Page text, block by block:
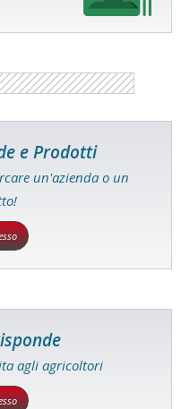
e Prodotti
un'azienda o un
agli agricoltori